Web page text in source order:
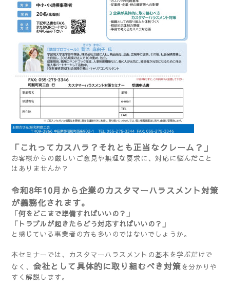
「これってカスハラ？それとも正当なクレーム？」
お客様からの厳しいご意見や無理な要求に、対応に悩んだこと
はありませんか？
令和8年10月から企業のカスタマーハラスメント対策
が義務化されます。
「何をどこまで準備すればいいの？」
「トラブルが起きたらどう対応すればいいの？」
と感じている事業者の方も多いのではないでしょうか。
本セミナーでは、カスタマーハラスメントの基本を学ぶだけで
なく、 会社として具体的に取り組むべき対策を分かりや
すく解説します。